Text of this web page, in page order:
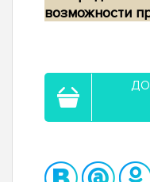
возможности